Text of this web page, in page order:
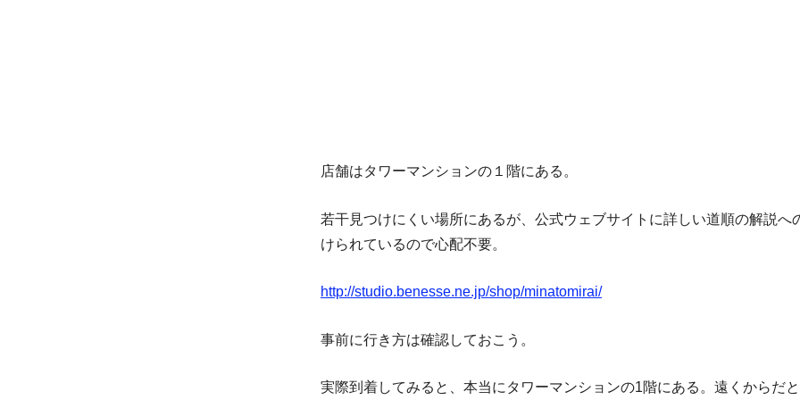
店舗はタワーマンションの１階にある。
若干見つけにくい場所にあるが、公式ウェブサイトに詳しい道順の解説へ
けられているので心配不要。
http://studio.benesse.ne.jp/shop/minatomirai/
事前に行き方は確認しておこう。
実際到着してみると、本当にタワーマンションの1階にある。遠くからだ